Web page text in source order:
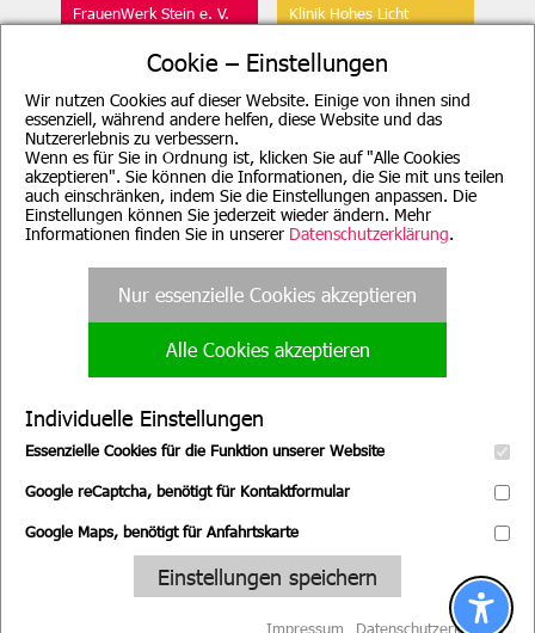
FrauenWerk Stein e. V.
Klinik Hohes Licht
Beratung für Mutter, Mutter-
Kind, Vater, Vater-Kind und
pflegende Angehörige
Evang. Familien-
Bildungsstätte, München
Bildungsstätte, Nürnberg
Wir suchen Sie!
Zu unseren
Cookie – Einstellungen
Wir nutzen Cookies auf dieser Website. Einige von ihnen sind
essenziell, während andere helfen, diese Website und das
Nutzererlebnis zu verbessern.
Wenn es für Sie in Ordnung ist, klicken Sie auf "Alle Cookies
akzeptieren". Sie können die Informationen, die Sie mit uns teilen
auch einschränken, indem Sie die Einstellungen anpassen. Die
Einstellungen können Sie jederzeit wieder ändern. Mehr
Informationen finden Sie in unserer Datenschutzerklärung.
Nur essenzielle Cookies akzeptieren
Alle Cookies akzeptieren
Individuelle Einstellungen
Essenzielle Cookies für die Funktion unserer Website
Google reCaptcha, benötigt für Kontaktformular
Google Maps, benötigt für Anfahrtskarte
Einstellungen speichern
Impressum Datenschutzerklärung